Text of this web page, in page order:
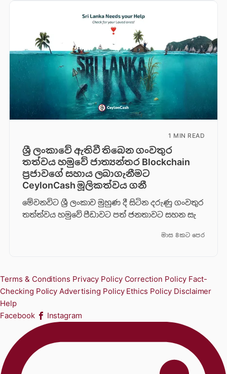
1 MIN READ
ශ්‍රී ලංකාවේ ඇතිවී තිබෙන ගංවතුර
තත්වය හමුවේ ජාත්‍යන්තර Blockchain
ප්‍රජාවගේ සහාය ලබාගැනීමට
CeylonCash මූලිකත්වය ග​නී
මේවනවිට ශ්‍රී ලංකාව මුහුණ දී සිටින දරුණු ගංවතුර
තත්ත්වය හමුවේ පීඩාවට පත් ජනතාවට සහන සැ
මාස 8කට පෙර
Terms & Conditions Privacy Policy Correction Policy Fact-
Checking Policy Advertising Policy Ethics Policy Disclaimer
Help
Facebook
Instagram